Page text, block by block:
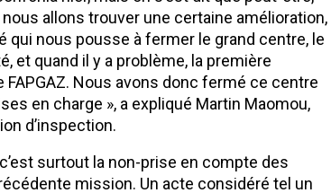
nous allons trouver une certaine amélioration,
qui nous pousse à fermer le grand centre, le
et quand il y a problème, la première
Nous avons donc fermé ce centre
en charge », a expliqué Martin Maomou,
d’inspection.
surtout la non-prise en compte des
mission. Un acte considéré tel un